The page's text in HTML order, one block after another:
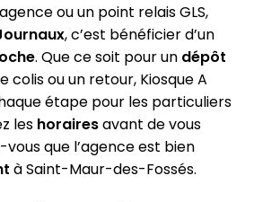
ou un point relais GLS,
, c’est bénéficier d’un
. Que ce soit pour un dépôt
colis ou un retour, Kiosque A
étape pour les particuliers
les horairesavant de vous
que l’agence est bien
à Saint-Maur-des-Fossés.